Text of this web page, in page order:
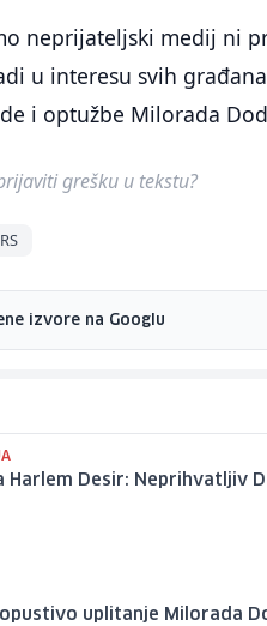
neprijateljski medij ni
u interesu svih
i optužbe Milorada
grešku u tekstu?
izvore na Googlu
Harlem Desir: Neprihvatljiv
uplitanje Milorada